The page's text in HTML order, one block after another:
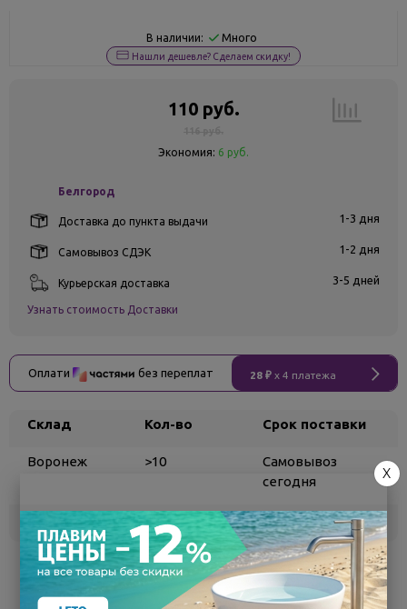
В наличии: Много
Нашли дешевле? Сделаем скидку!
110 руб.
Экономия: 6 руб.
Белгород
Доставка до пункта выдачи 1-3 дня
Самовывоз СДЭК 1-2 дня
Курьерская доставка 3-5 дней
Узнать стоимость Доставки
Оплати без переплат 28 ₽ x 4 платежа
Склад Кол-во Срок поставки
Воронеж >10
Самовывоз
сегодня
Белгород под заказ 3 - 7 дней
Поделиться
X